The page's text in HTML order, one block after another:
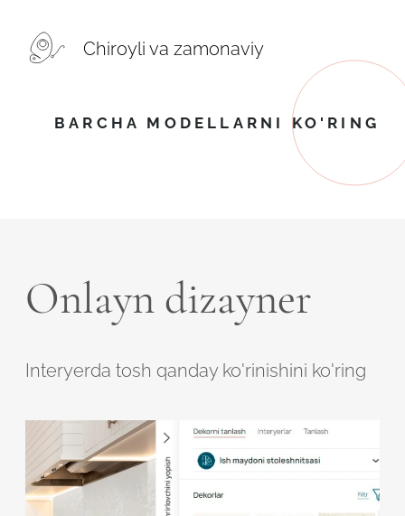
Chiroyli va zamonaviy
BARCHA MODELLARNI KO'RING
Onlayn dizayner
Interyerda tosh qanday ko'rinishini ko'ring